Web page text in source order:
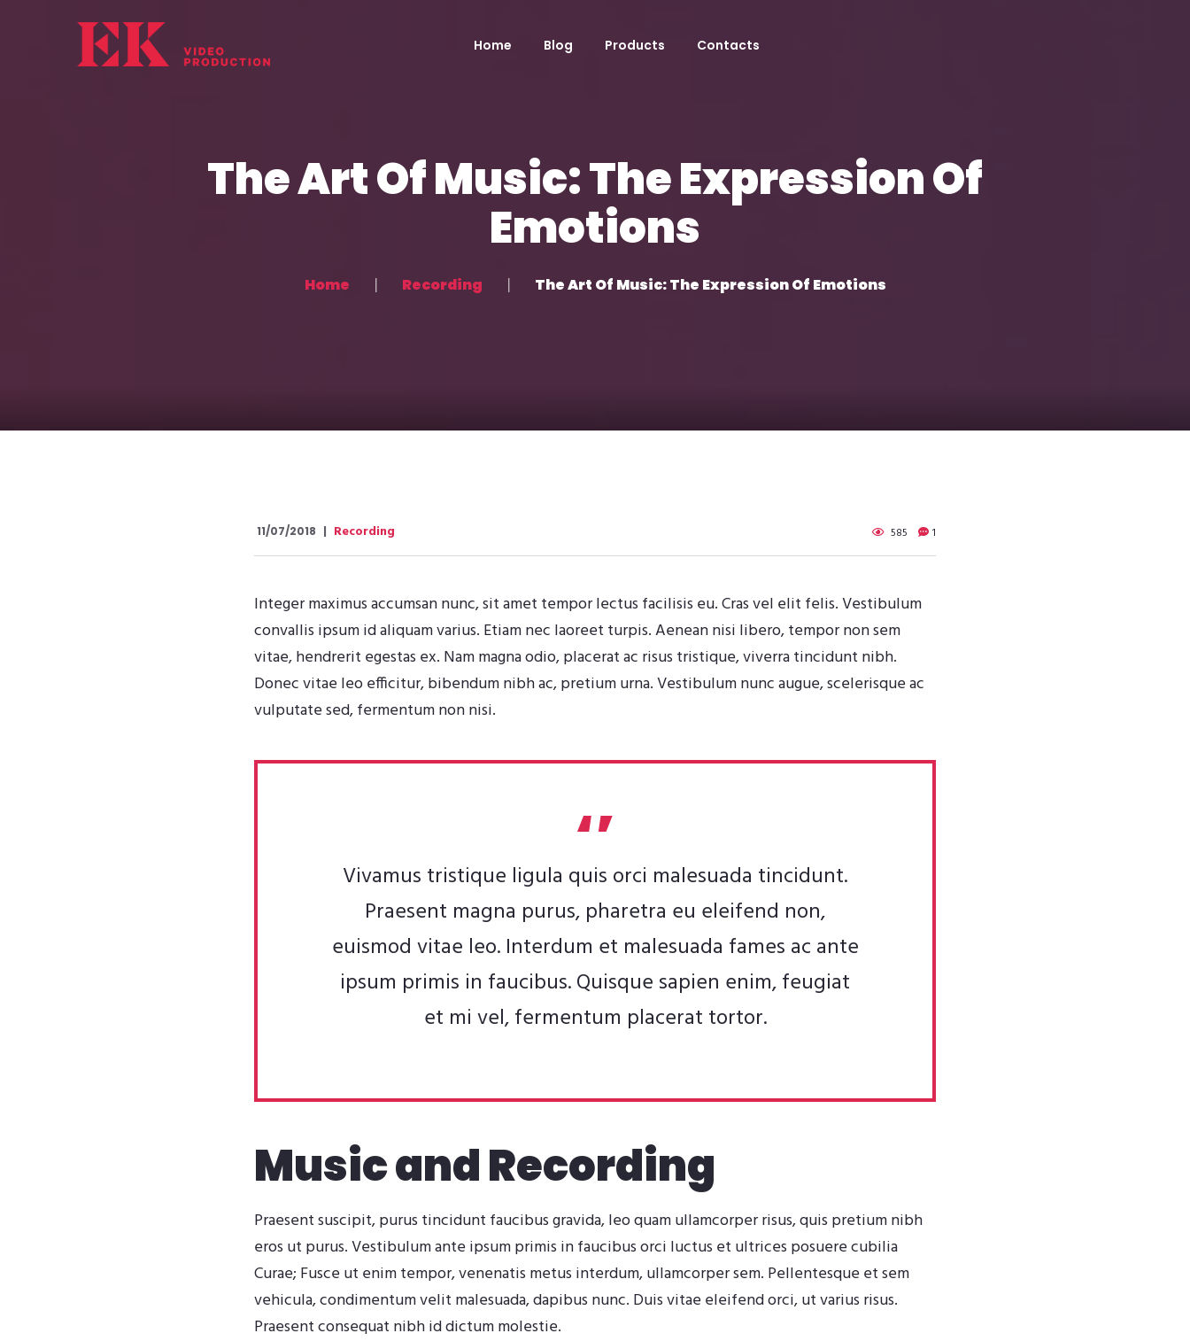
Home Blog Products Contacts
The Art Of Music: The Expression Of
Emotions
Home Recording The Art Of Music: The Expression Of Emotions
11/07/2018 Recording 585 1
Integer maximus accumsan nunc, sit amet tempor lectus facilisis eu. Cras vel elit felis. Vestibulum
convallis ipsum id aliquam varius. Etiam nec laoreet turpis. Aenean nisi libero, tempor non sem
vitae, hendrerit egestas ex. Nam magna odio, placerat ac risus tristique, viverra tincidunt nibh.
Donec vitae leo efficitur, bibendum nibh ac, pretium urna. Vestibulum nunc augue, scelerisque ac
vulputate sed, fermentum non nisi.
Vivamus tristique ligula quis orci malesuada tincidunt.
Praesent magna purus, pharetra eu eleifend non,
euismod vitae leo. Interdum et malesuada fames ac ante
ipsum primis in faucibus. Quisque sapien enim, feugiat
et mi vel, fermentum placerat tortor.
Music and Recording
Praesent suscipit, purus tincidunt faucibus gravida, leo quam ullamcorper risus, quis pretium nibh
eros ut purus. Vestibulum ante ipsum primis in faucibus orci luctus et ultrices posuere cubilia
Curae; Fusce ut enim tempor, venenatis metus interdum, ullamcorper sem. Pellentesque et sem
vehicula, condimentum velit malesuada, dapibus nunc. Duis vitae eleifend orci, ut varius risus.
Praesent consequat nibh id dictum molestie.